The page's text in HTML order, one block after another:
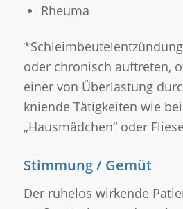
Rheuma
oder chronisch auftreten,
einer von Überlastung
kniende Tätigkeiten wie
„Hausmädchen“ oder
Stimmung / Gemüt
Der ruhelos wirkende